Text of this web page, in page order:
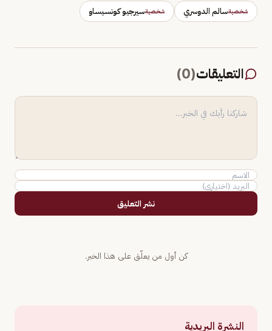
شخصيةسالم الدوسري شخصيةسيرجيو كونسيساو
التعليقات(
0
)
نشر التعليق
كن أول من يعلّق على هذا الخبر.
النشرة البريدية